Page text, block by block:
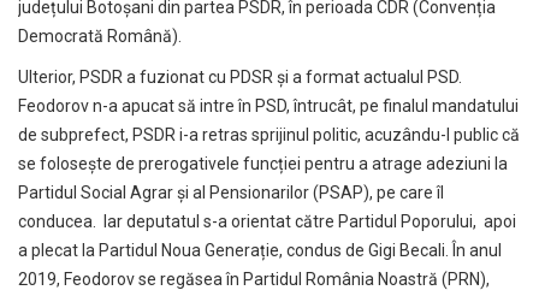
județului Botoșani din partea PSDR, în perioada CDR (Convenția
Democrată Română).
Ulterior, PSDR a fuzionat cu PDSR și a format actualul PSD.
Feodorov n-a apucat să intre în PSD, întrucât, pe finalul mandatului
de subprefect, PSDR i-a retras sprijinul politic, acuzându-l public că
se folosește de prerogativele funcției pentru a atrage adeziuni la
Partidul Social Agrar și al Pensionarilor (PSAP), pe care îl
conducea. Iar deputatul s-a orientat către Partidul Poporului, apoi
a plecat la Partidul Noua Generație, condus de Gigi Becali. În anul
2019, Feodorov se regăsea în Partidul România Noastră (PRN),